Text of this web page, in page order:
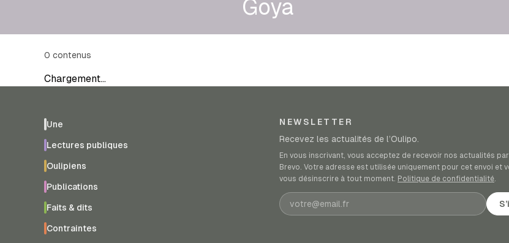
Goya
0 contenus
Chargement…
Une
Lectures publiques
Oulipiens
Publications
Faits & dits
Contraintes
NEWSLETTER
Recevez les actualités de l’Oulipo.
En vous inscrivant, vous acceptez de recevoir nos actualités
Brevo. Votre adresse est utilisée uniquement pour cet envoi et
vous désinscrire à tout moment. Politique de confidentialité.
Adresse e-mail